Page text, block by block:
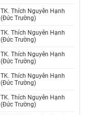
TK. Thích Nguyên Hạnh
(Đức Trường)
TK. Thích Nguyên Hạnh
(Đức Trường)
TK. Thích Nguyên Hạnh
(Đức Trường)
TK. Thích Nguyên Hạnh
(Đức Trường)
TK. Thích Nguyên Hạnh
(Đức Trường)